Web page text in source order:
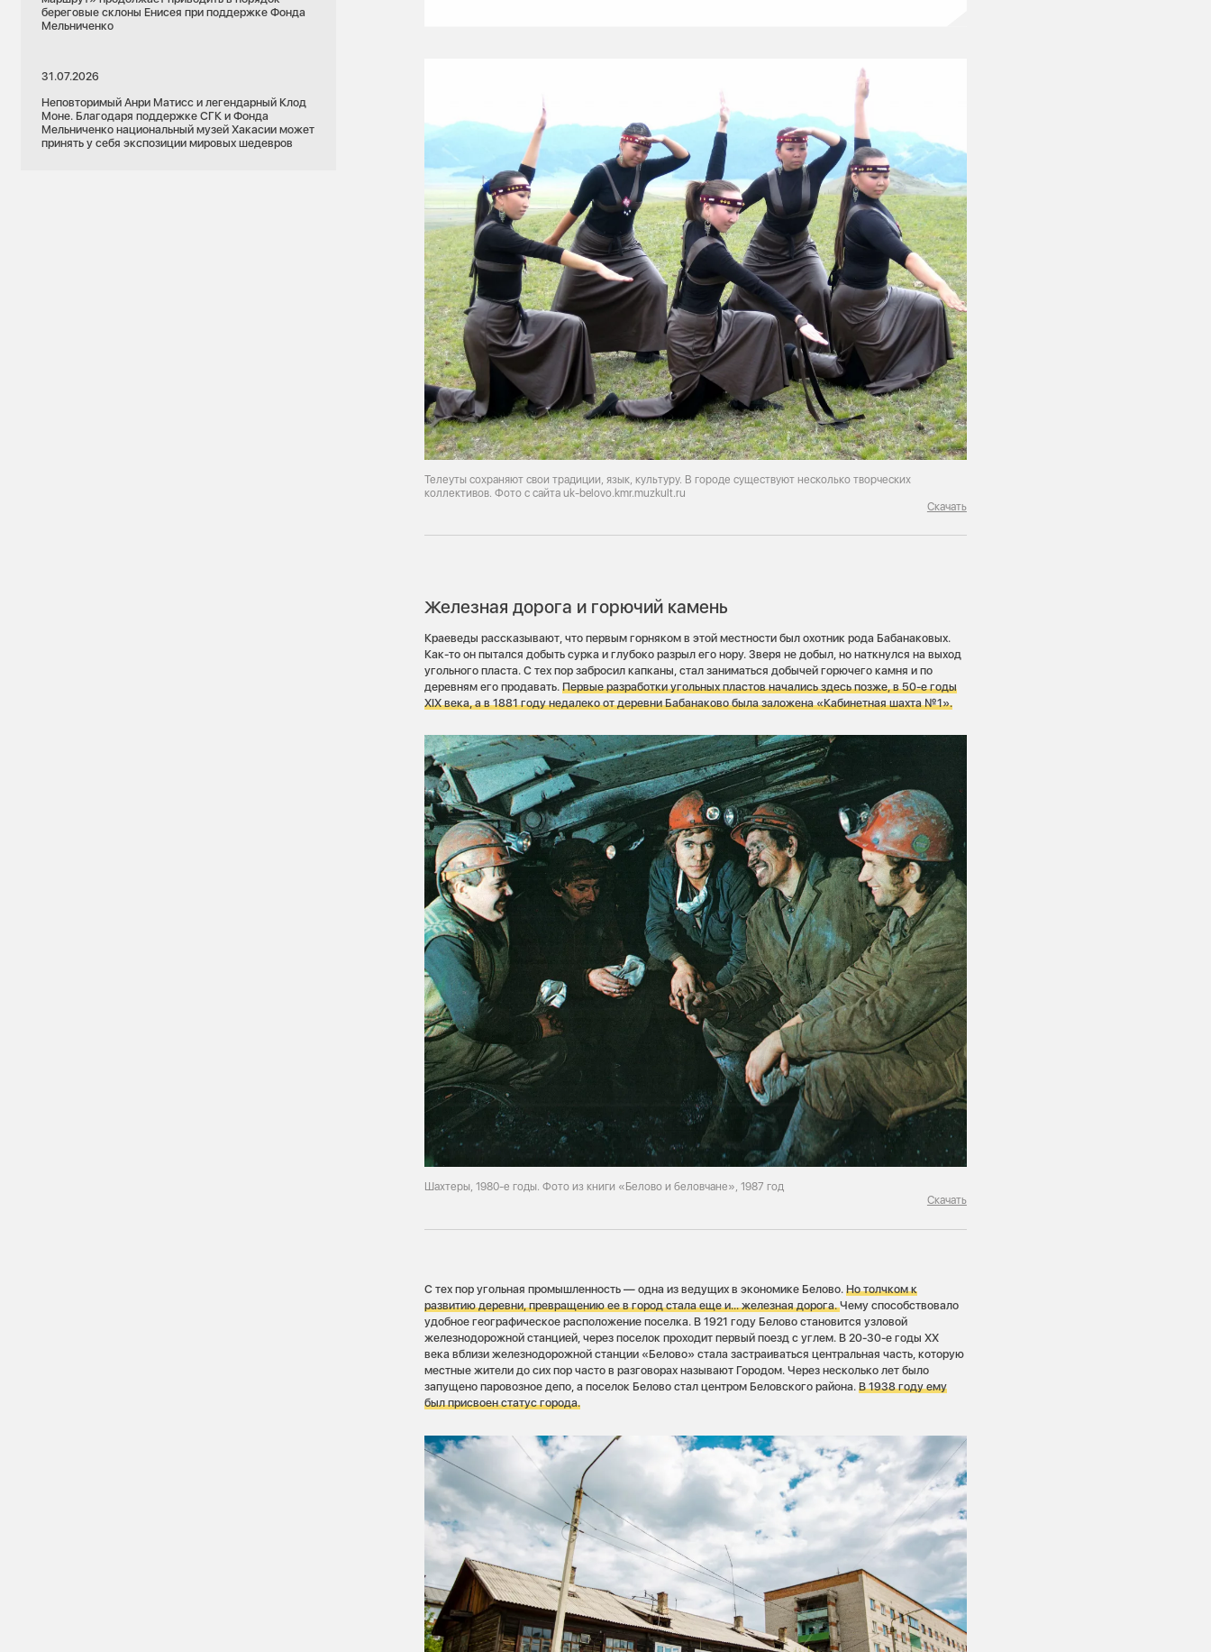
береговые склоны Енисея при поддержке Фонда
Мельниченко
31.07.2026
Неповторимый Анри Матисс и легендарный Клод
Моне. Благодаря поддержке СГК и Фонда
Мельниченко национальный музей Хакасии может
принять у себя экспозиции мировых шедевров
Телеуты сохраняют свои традиции, язык, культуру. В городе существуют несколько творческих
коллективов. Фото с сайта uk-belovo.kmr.muzkult.ru
Скачать
Железная дорога и горючий камень
Краеведы рассказывают, что первым горняком в этой местности был охотник рода Бабанаковых.
Как-то он пытался добыть сурка и глубоко разрыл его нору. Зверя не добыл, но наткнулся на выход
угольного пласта. С тех пор забросил капканы, стал заниматься добычей горючего камня и по
деревням его продавать.Первые разработки угольных пластов начались здесь позже, в 50-е годы
XIX века, а в 1881 году недалеко от деревни Бабанаково была заложена «Кабинетная шахта №1».
Шахтеры, 1980-е годы. Фото из книги «Белово и беловчане», 1987 год
Скачать
С тех пор угольная промышленность — одна из ведущих в экономике Белово.Но толчком к
развитию деревни, превращению ее в город стала еще и... железная дорога.Чему способствовало
удобное географическое расположение поселка. В 1921 году Белово становится узловой
железнодорожной станцией, через поселок проходит первый поезд с углем. В 20-30-е годы XX
века вблизи железнодорожной станции «Белово» стала застраиваться центральная часть, которую
местные жители до сих пор часто в разговорах называют Городом. Через несколько лет было
запущено паровозное депо, а поселок Белово стал центром Беловского района. В 1938 году ему
был присвоен статус города.